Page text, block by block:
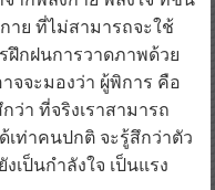
าย ที่ไม่สามารถจะใช้
ฝึกฝนการวาดภาพด้วย
จจะมองว่า ผู้พิการ คือ
ว่า ที่จริงเราสามารถ
เท่าคนปกติ จะรู้สึกว่าตัว
เป็นกำลังใจ เป็นแรง